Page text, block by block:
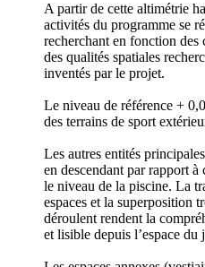
A partir de cette altimétrie
activités du programme se
recherchant en fonction
des qualités spatiales
inventés par le projet.
Le niveau de référence +
des terrains de sport
Les autres entités
en descendant par rapport
le niveau de la piscine. La
espaces et la superposition
déroulent rendent la
et lisible depuis l’espace du